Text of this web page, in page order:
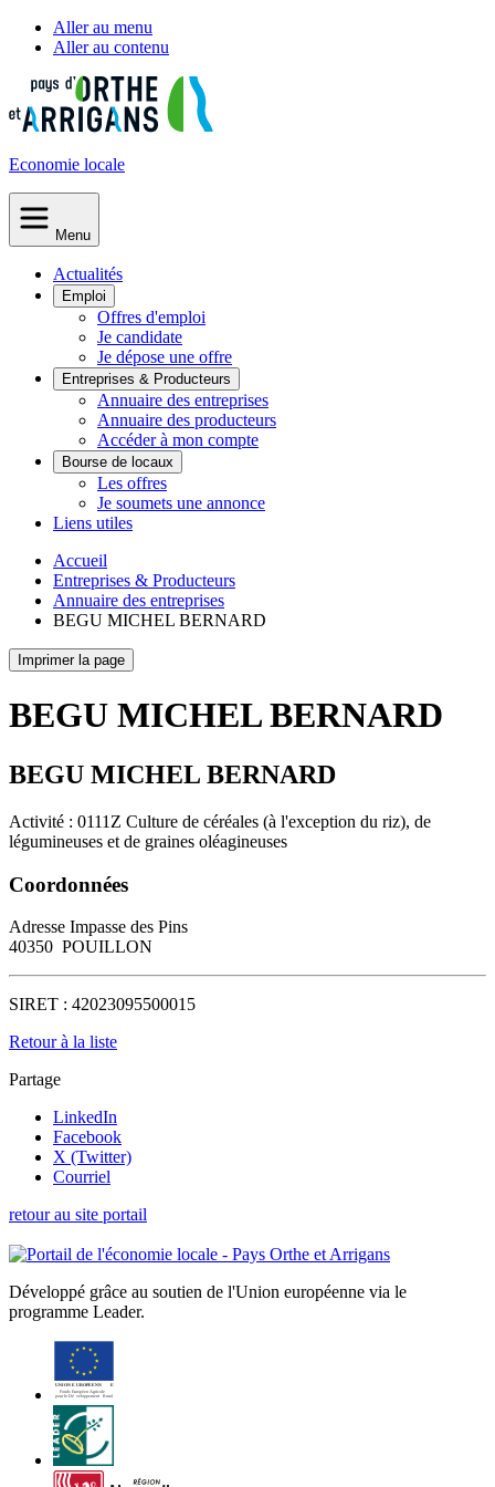
Aller au menu
Aller au contenu
Economie locale
Menu
Actualités
Emploi
Offres d'emploi
Je candidate
Je dépose une offre
Entreprises & Producteurs
Annuaire des entreprises
Annuaire des producteurs
Accéder à mon compte
Bourse de locaux
Les offres
Je soumets une annonce
Liens utiles
Accueil
Entreprises & Producteurs
Annuaire des entreprises
BEGU MICHEL BERNARD
Imprimer la page
BEGU MICHEL BERNARD
BEGU MICHEL BERNARD
Activité : 0111Z Culture de céréales (à l'exception du riz), de
légumineuses et de graines oléagineuses
Coordonnées
Adresse Impasse des Pins
40350 POUILLON
SIRET : 42023095500015
Retour à la liste
Partage
LinkedIn
Facebook
X (Twitter)
Courriel
retour au site portail
Développé grâce au soutien de l'Union européenne via le
programme Leader.